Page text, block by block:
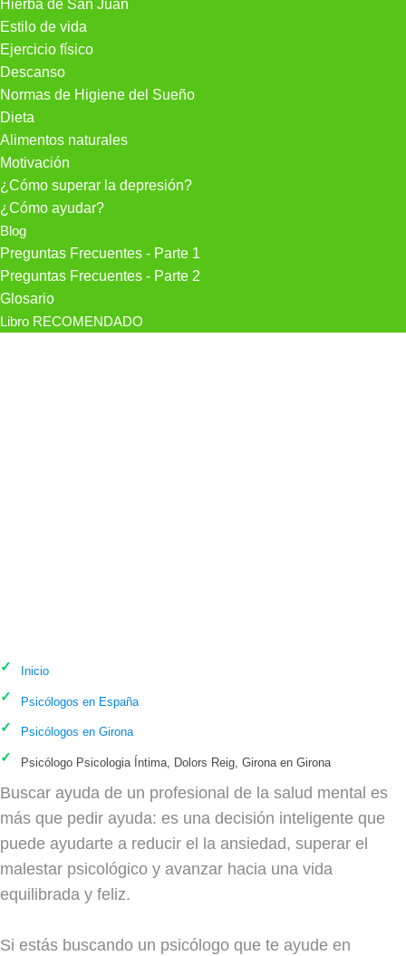
Hierba de San Juan
Estilo de vida
Ejercicio físico
Descanso
Normas de Higiene del Sueño
Dieta
Alimentos naturales
Motivación
¿Cómo superar la depresión?
¿Cómo ayudar?
Blog
Preguntas Frecuentes - Parte 1
Preguntas Frecuentes - Parte 2
Glosario
Libro RECOMENDADO
Inicio
Psicólogos en España
Psicólogos en Girona
Psicólogo Psicologia Íntima, Dolors Reig, Girona en Girona
Buscar ayuda de un profesional de la salud mental es
más que pedir ayuda: es una decisión inteligente que
puede ayudarte a reducir el la ansiedad, superar el
malestar psicológico y avanzar hacia una vida
equilibrada y feliz.
Si estás buscando un psicólogo que te ayude en